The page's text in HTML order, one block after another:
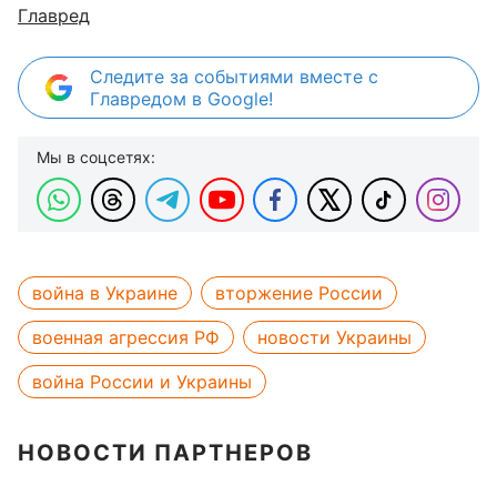
Главред
Следите за событиями вместе с
Главредом в Google!
Мы в соцсетях:
война в Украине
вторжение России
военная агрессия РФ
новости Украины
война России и Украины
НОВОСТИ ПАРТНЕРОВ